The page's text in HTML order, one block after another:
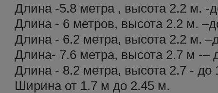
Длина -5.8 метра , высота 2.2 м. -
Длина - 6 метров, высота 2.2 м.
Длина - 6.2 метра, высота 2.2 м.
Длина- 7.6 метра, высота 2.7 м -–
Длина - 8.2 метра, высота 2.7 - до
Ширина от 1.7 м до 2.45 м.